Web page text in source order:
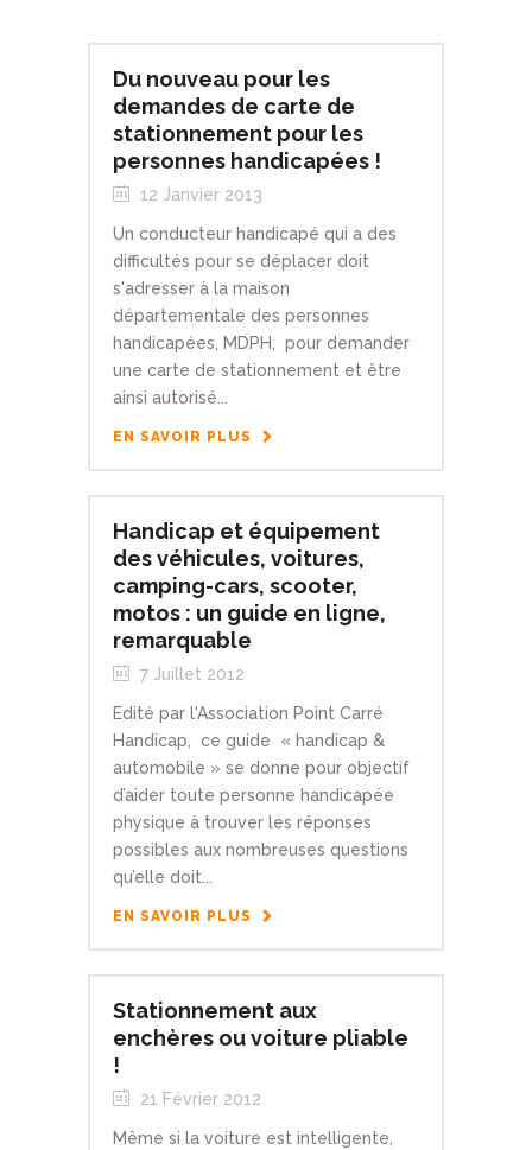
Du nouveau pour les
demandes de carte de
stationnement pour les
personnes handicapées !
12 Janvier 2013
Un conducteur handicapé qui a des
difficultés pour se déplacer doit
s'adresser à la maison
départementale des personnes
handicapées, MDPH, pour demander
une carte de stationnement et être
ainsi autorisé...
EN SAVOIR PLUS
Handicap et équipement
des véhicules, voitures,
camping-cars, scooter,
motos : un guide en ligne,
remarquable
7 Juillet 2012
Edité par l'Association Point Carré
Handicap, ce guide « handicap &
automobile » se donne pour objectif
d’aider toute personne handicapée
physique à trouver les réponses
possibles aux nombreuses questions
qu’elle doit...
EN SAVOIR PLUS
Stationnement aux
enchères ou voiture pliable
!
21 Février 2012
Même si la voiture est intelligente,